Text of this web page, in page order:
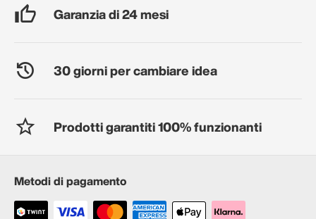
Garanzia di 24 mesi
30 giorni per cambiare idea
Prodotti garantiti 100% funzionanti
Metodi di pagamento